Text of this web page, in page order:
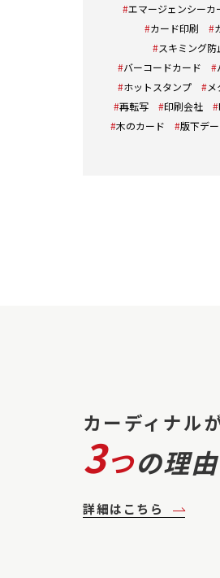
エマージェンシーカ
カード印刷
スキミング防
バーコードカード
ホットスタンプ
再転写
印刷会社
木のカード
版下デ
カーディナル
3つの理由
詳細はこちら